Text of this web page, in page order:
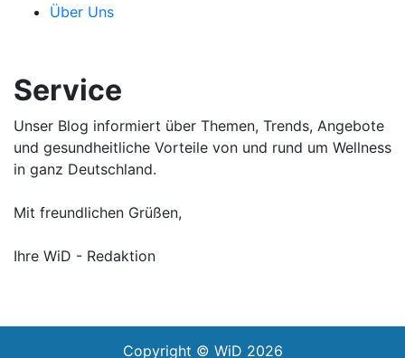
Über Uns
Service
Unser Blog informiert über Themen, Trends, Angebote
und gesundheitliche Vorteile von und rund um Wellness
in ganz Deutschland.
Mit freundlichen Grüßen,
Ihre WiD - Redaktion
Copyright © WiD 2026